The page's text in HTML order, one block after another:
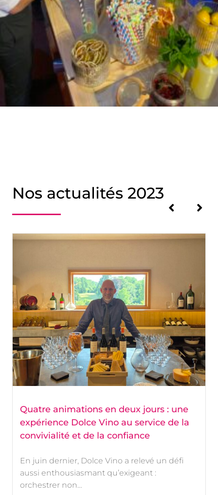
Nos actualités 2023
Quatre animations en deux jours : une
expérience Dolce Vino au service de la
convivialité et de la confiance
En juin dernier, Dolce Vino a relevé un défi
aussi enthousiasmant qu’exigeant :
orchestrer non…